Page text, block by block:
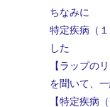
ちなみに
特定疾病（
した
【ラップの
を聞いて、
【特定疾病